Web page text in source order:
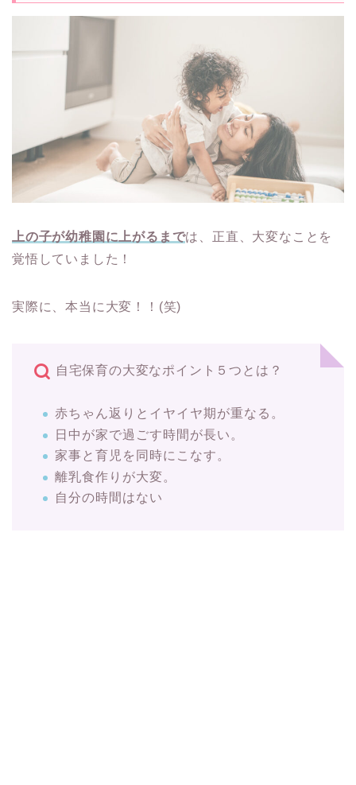
上の子が幼稚園に上がるまでは、正直、大変なことを
覚悟していました！
実際に、本当に大変！！(笑)
自宅保育の大変なポイント５つとは？
赤ちゃん返りとイヤイヤ期が重なる。
日中が家で過ごす時間が長い。
家事と育児を同時にこなす。
離乳食作りが大変。
自分の時間はない